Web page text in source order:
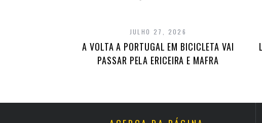
JULHO 27, 2026
A VOLTA A PORTUGAL EM BICICLETA VAI
PASSAR PELA ERICEIRA E MAFRA